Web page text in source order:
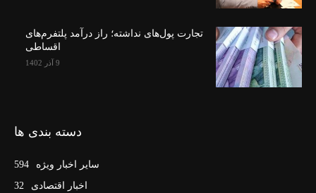
تجارت پول‌های نداشته؛ راز درآمد پلتفرم‌های
اقساطی
9 آذر 1402
دسته بندی ها
سایر اخبار ویژه
594
اخبار اقتصادی
32